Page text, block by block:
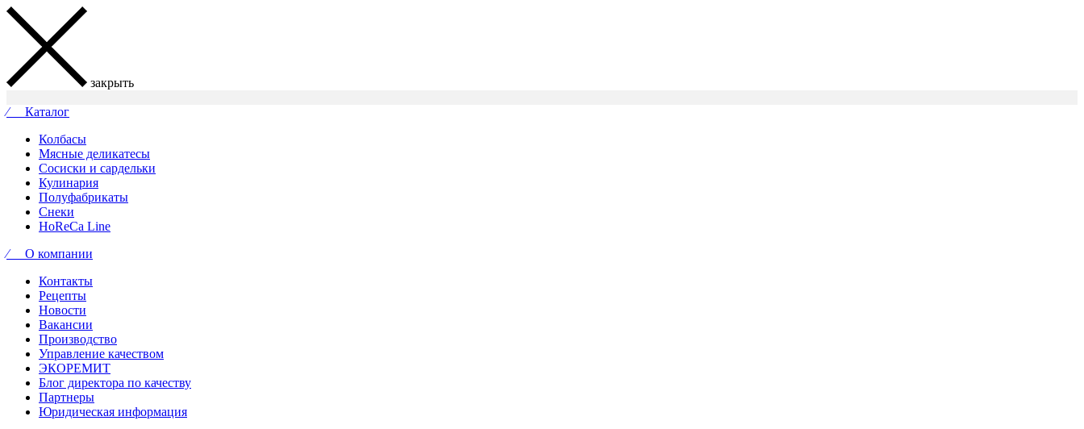
закрыть
⁄ Каталог
Колбасы
Мясные деликатесы
Сосиски и сардельки
Кулинария
Полуфабрикаты
Снеки
HoReCa Line
⁄ О компании
Контакты
Рецепты
Новости
Вакансии
Производство
Управление качеством
ЭКОРЕМИТ
Блог директора по качеству
Партнеры
Юридическая информация